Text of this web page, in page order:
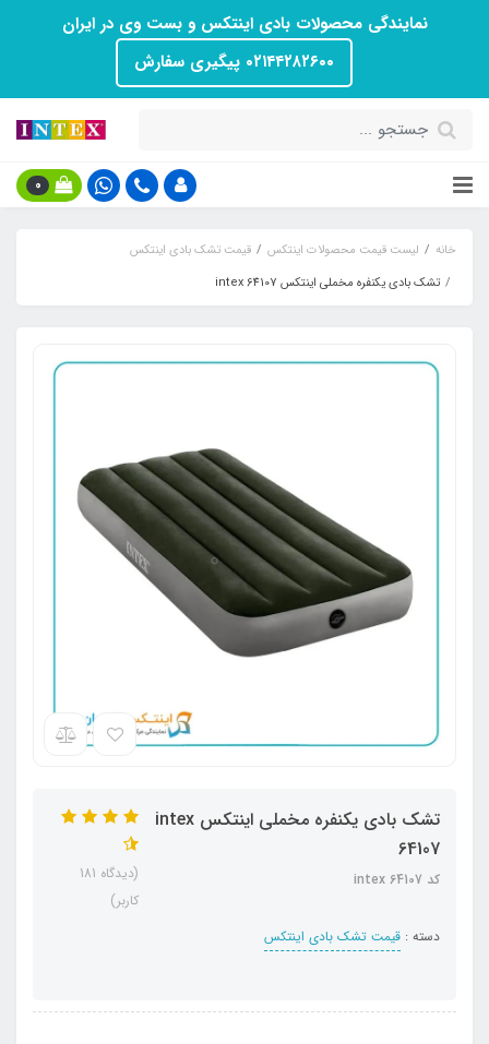
نمایندگی محصولات بادی اینتکس و بست وی در ایران
۰۲۱۴۴۲۸۲۶۰۰ پیگیری سفارش
0
خانه لیست قیمت محصولات اینتکس
قیمت تشک بادی اینتکس
تشک بادی یکنفره مخملی اینتکس intex 64107
تشک بادی یکنفره مخملی اینتکس intex
64107
کد intex 64107
دسته : قیمت تشک بادی اینتکس
(دیدگاه 181
کاربر)